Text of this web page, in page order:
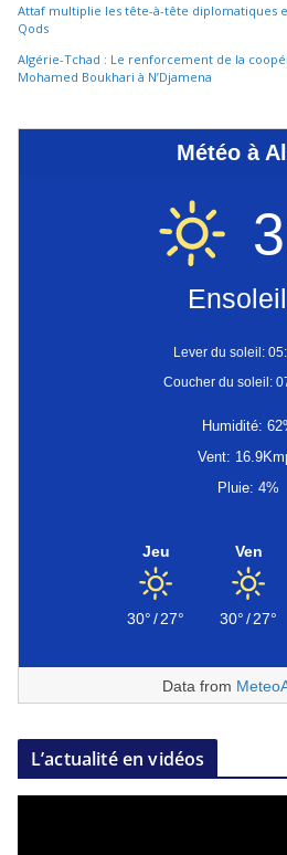
Attaf multiplie les tête-à-tête diplomatiques
Qods
Algérie-Tchad : Le renforcement de la
Mohamed Boukhari à N’Djamena
Météo à
Lever du soleil:
Coucher du soleil:
Humidité:
Vent:
Pluie: 4%
Jeu
30°/27°
Ven
30°/27°
Data from
L’actualité en vidéos